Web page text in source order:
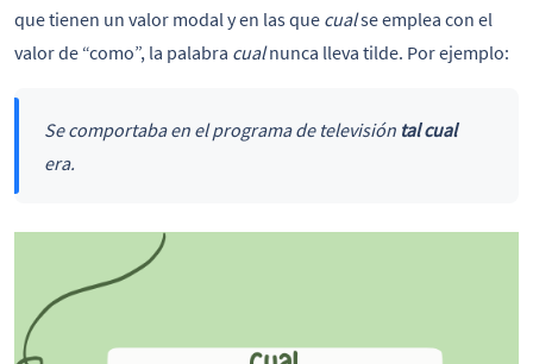
que tienen un valor modal y en las que cualse emplea con el
valor de “como”, la palabra cualnunca lleva tilde. Por ejemplo:
Se comportaba en el programa de televisión tal cual
era.